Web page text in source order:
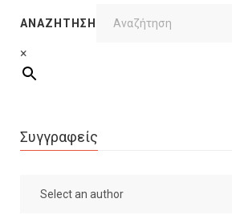
ΑΝΑΖΉΤΗΣΗ
×
Συγγραφείς